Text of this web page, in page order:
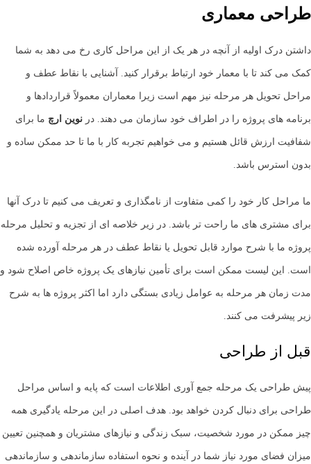
طراحی معماری
داشتن درک اولیه از آنچه در هر یک از این مراحل کاری رخ می دهد به شما
کمک می کند تا با معمار خود ارتباط برقرار کنید. آشنایی با نقاط عطف و
مراحل تحویل هر مرحله نیز مهم است زیرا معماران معمولاً قراردادها و
برنامه های پروژه را در اطراف خود سازمان می دهند. در نوین ارچ ما برای
شفافیت ارزش قائل هستیم و می خواهیم تجربه کار با ما تا حد ممکن ساده و
بدون استرس باشد.
ما مراحل کار خود را کمی متفاوت از نامگذاری و تعریف می کنیم تا درک آنها
برای مشتری های ما راحت تر باشد. در زیر خلاصه ای از تجزیه و تحلیل مرحله
پروژه ما با شرح موارد قابل تحویل یا نقاط عطف در هر مرحله آورده شده
است. این لیست ممکن است برای تأمین نیازهای یک پروژه خاص اصلاح شود و
مدت زمان هر مرحله به عوامل زیادی بستگی دارد اما اکثر پروژه ها به شرح
زیر پیشرفت می کنند.
قبل از طراحی
پیش طراحی یک مرحله جمع آوری اطلاعات است که پایه و اساس مراحل
طراحی برای دنبال کردن خواهد بود. هدف اصلی در این مرحله یادگیری همه
چیز ممکن در مورد شخصیت، سبک زندگی و نیازهای مشتریان و همچنین تعیین
میزان فضای مورد نیاز شما در آینده و نحوه استفاده سازماندهی و سازماندهی